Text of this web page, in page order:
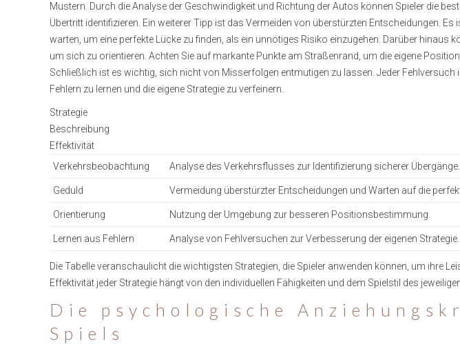
Mustern. Durch die Analyse der Geschwindigkeit und Richtung der Autos können Spieler die
Übertritt identifizieren. Ein weiterer Tipp ist das Vermeiden von überstürzten Entscheidungen. Es
warten, um eine perfekte Lücke zu finden, als ein unnötiges Risiko einzugehen. Darüber hinaus
um sich zu orientieren. Achten Sie auf markante Punkte am Straßenrand, um die eigene
Schließlich ist es wichtig, sich nicht von Misserfolgen entmutigen zu lassen. Jeder Fehlversuch
Fehlern zu lernen und die eigene Strategie zu verfeinern.
Strategie
Beschreibung
Effektivität
Verkehrsbeobachtung
Analyse des Verkehrsflusses zur Identifizierung sicherer Übergänge.
Geduld Vermeidung überstürzter Entscheidungen und Warten auf die
Orientierung Nutzung der Umgebung zur besseren Positionsbestimmung.
Lernen aus Fehlern Analyse von Fehlversuchen zur Verbesserung der eigenen Strategie.
Die Tabelle veranschaulicht die wichtigsten Strategien, die Spieler anwenden können, um ihre
Effektivität jeder Strategie hängt von den individuellen Fähigkeiten und dem Spielstil des
Die psychologische
Spiels